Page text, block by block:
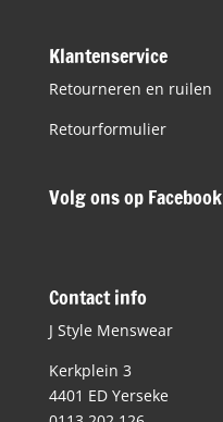
Klantenservice
Retourneren en ruilen
Retourformulier
Volg ons op Facebook
Contact info
J Style Menswear
Kerkplein 3
4401 ED Yerseke